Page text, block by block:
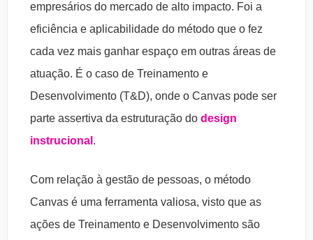
empresários do mercado de alto impacto. Foi a
eficiência e aplicabilidade do método que o fez
cada vez mais ganhar espaço em outras áreas de
atuação. É o caso de Treinamento e
Desenvolvimento (T&D), onde o Canvas pode ser
parte assertiva da estruturação do design
instrucional .
Com relação à gestão de pessoas, o método
Canvas é uma ferramenta valiosa, visto que as
ações de Treinamento e Desenvolvimento são